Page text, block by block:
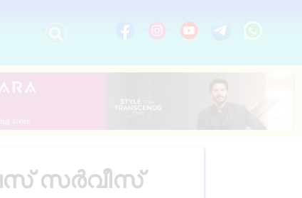
ബസ് സർവീസ്